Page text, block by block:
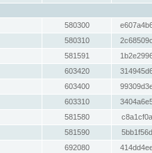
580300
580310
581591
603420
603400
603310
581580
581590
692080